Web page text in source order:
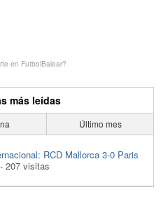
en FutbolBalear?
más leídas
Último mes
RCD Mallorca 3-0 Paris
- 207 visitas